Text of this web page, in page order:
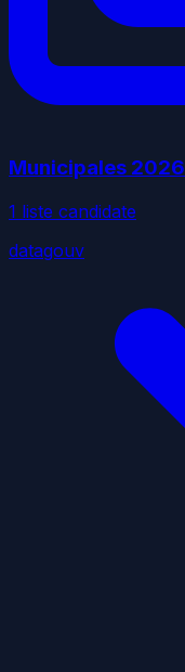
Municipales 2026
1 liste candidate
datagouv